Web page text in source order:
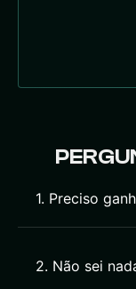
1. Preciso
2. Não sei